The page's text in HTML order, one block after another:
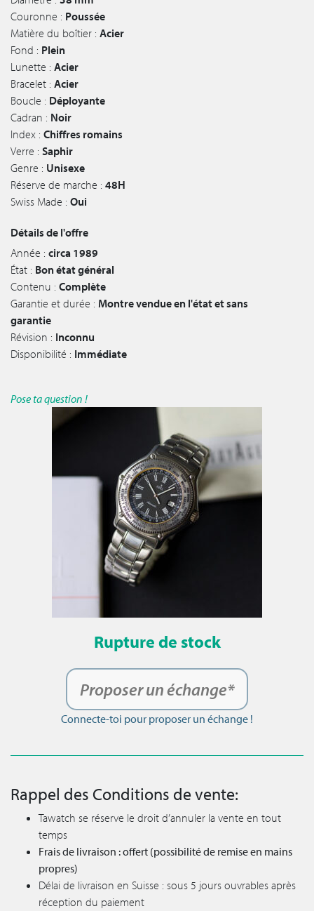
Couronne : Poussée
Matière du boîtier : Acier
Fond : Plein
Lunette : Acier
Bracelet : Acier
Boucle : Déployante
Cadran : Noir
Index : Chiffres romains
Verre : Saphir
Genre : Unisexe
Réserve de marche : 48H
Swiss Made : Oui
Détails de l'offre
Année : circa 1989
État : Bon état général
Contenu : Complète
Garantie et durée : Montre vendue en l'état et sans
garantie
Révision : Inconnu
Disponibilité : Immédiate
Pose ta question !
Rupture de stock
Proposer un échange*
Connecte-toi pour proposer un échange !
Rappel des Conditions de vente:
Tawatch se réserve le droit d’annuler la vente en tout
temps
Frais de livraison : offert (possibilité de remise en mains
propres)
Délai de livraison en Suisse : sous 5 jours ouvrables après
réception du paiement